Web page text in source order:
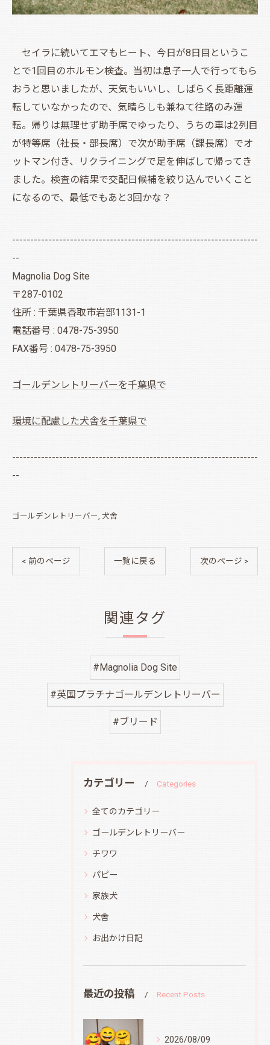
セイラに続いてエマもヒート、今日が8日目というこ
とで1回目のホルモン検査。当初は息子一人で行ってもら
おうと思いましたが、天気もいいし、しばらく長距離運
転していなかったので、気晴らしも兼ねて往路のみ運
転。帰りは無理せず助手席でゆったり、うちの車は2列目
が特等席（社長・部長席）で次が助手席（課長席）でオ
ットマン付き、リクライニングで足を伸ばして帰ってき
ました。検査の結果で交配日候補を絞り込んでいくこと
になるので、最低でもあと3回かな？
--------------------------------------------------------------------
--
Magnolia Dog Site
〒287-0102
住所 : 千葉県香取市岩部1131-1
電話番号 : 0478-75-3950
FAX番号 : 0478-75-3950
ゴールデンレトリーバーを千葉県で
環境に配慮した犬舎を千葉県で
--------------------------------------------------------------------
--
ゴールデンレトリーバー 犬舎
< 前のページ 一覧に戻る 次のページ >
関連タグ
#Magnolia Dog Site
#英国プラチナゴールデンレトリーバー
#ブリード
カテゴリー Categories
全てのカテゴリー
ゴールデンレトリーバー
チワワ
パピー
家族犬
犬舎
お出かけ日記
最近の投稿 Recent Posts
2026/08/09